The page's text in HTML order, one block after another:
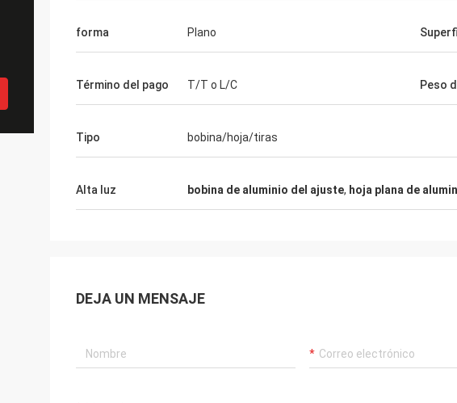
forma Plano
Término del pago T/T o L/C Peso
Tipo bobina/hoja/tiras
Alta luz bobina de aluminio del ajuste, hoja plana de
DEJA UN MENSAJE